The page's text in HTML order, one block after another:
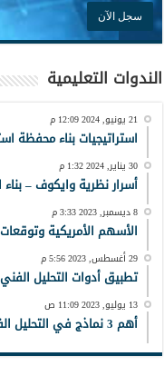
الندوات التعليمية
21 يونيو, 2024 12:09 م
استراتيجيات بناء محفظة
30 يناير, 2024 1:32 م
أسرار نظرية وايكوف –
8 ديسمبر, 2023 3:33 م
الأسهم الأمريكية وتوقعات 2024 – استراتيجيات وفرص أهم 5
29 أغسطس, 2023 5:56 م
تطبيق أدوات التحليل
13 يوليو, 2023 11:09 ص
أهم 3 نماذج في التحليل الفني